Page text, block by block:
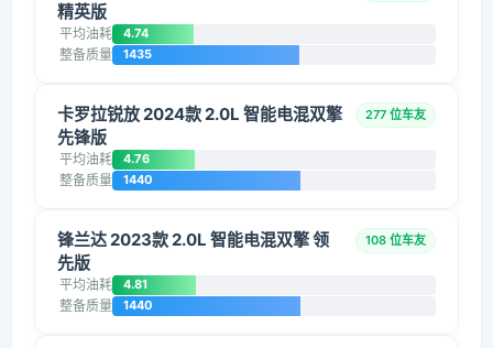
精英版
平均油耗 4.74
整备质量 1435
卡罗拉锐放 2024款 2.0L 智能电混双擎
先锋版
277 位车友
平均油耗 4.76
整备质量 1440
锋兰达 2023款 2.0L 智能电混双擎 领
先版
108 位车友
平均油耗 4.81
整备质量 1440